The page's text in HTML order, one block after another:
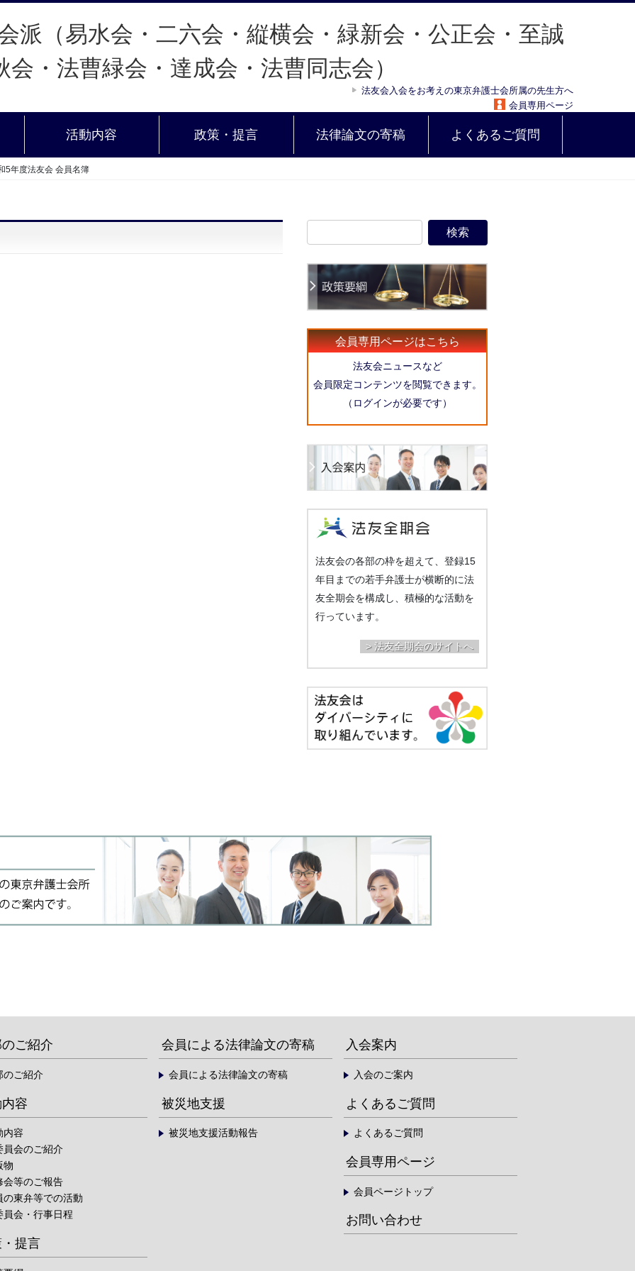
法友会入会をお考えの東京弁護士会所属の先生方へ
会員専用ページ
活動内容 政策・提言 法律論文の寄稿 よくあるご質問
5年度法友会 会員名簿
会員専用ページはこちら
法友会ニュースなど
会員限定コンテンツを閲覧できます。
（ログインが必要です）
法友会の各部の枠を超えて、登録15
年目までの若手弁護士が横断的に法
友全期会を構成し、積極的な活動を
行っています。
> 法友全期会のサイトへ
ご紹介
のご紹介
容
内容
員会のご紹介
物
会等のご報告
の東弁等での活動
員会・行事日程
提言
会員による法律論文の寄稿
会員による法律論文の寄稿
被災地支援
被災地支援活動報告
入会案内
入会のご案内
よくあるご質問
よくあるご質問
会員専用ページ
会員ページトップ
お問い合わせ